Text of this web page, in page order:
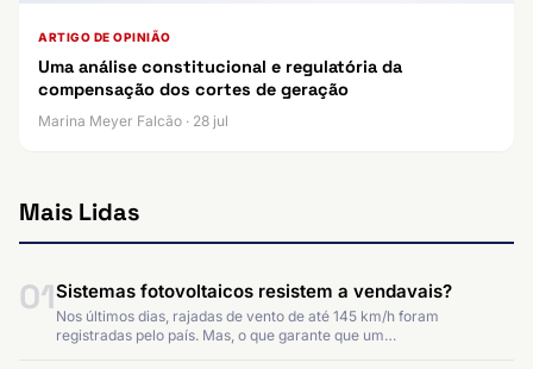
ARTIGO DE OPINIÃO
Uma análise constitucional e regulatória da
compensação dos cortes de geração
Marina Meyer Falcão · 28 jul
Mais Lidas
01Sistemas fotovoltaicos resistem a vendavais?
Nos últimos dias, rajadas de vento de até 145 km/h foram
registradas pelo país. Mas, o que garante que um…